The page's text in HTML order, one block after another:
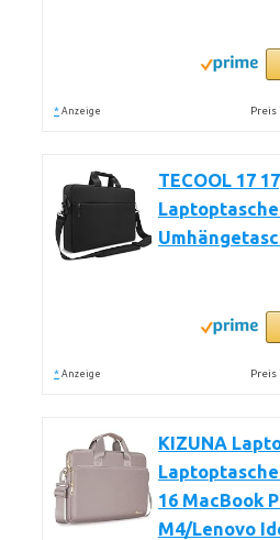
* Anzeige Preis
TECOOL 17
* Anzeige Preis
KIZUNA
16 MacBook
M4/Lenovo